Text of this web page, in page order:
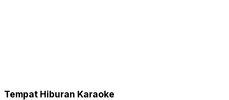
Tempat Hiburan Karaoke